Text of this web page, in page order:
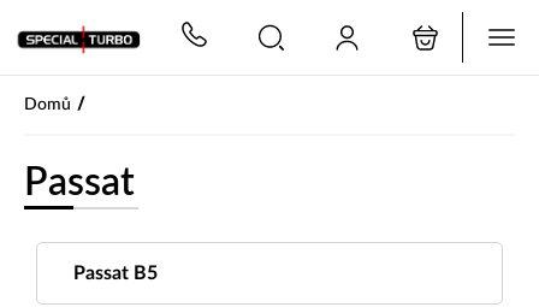
Domů /
Passat
Passat B5